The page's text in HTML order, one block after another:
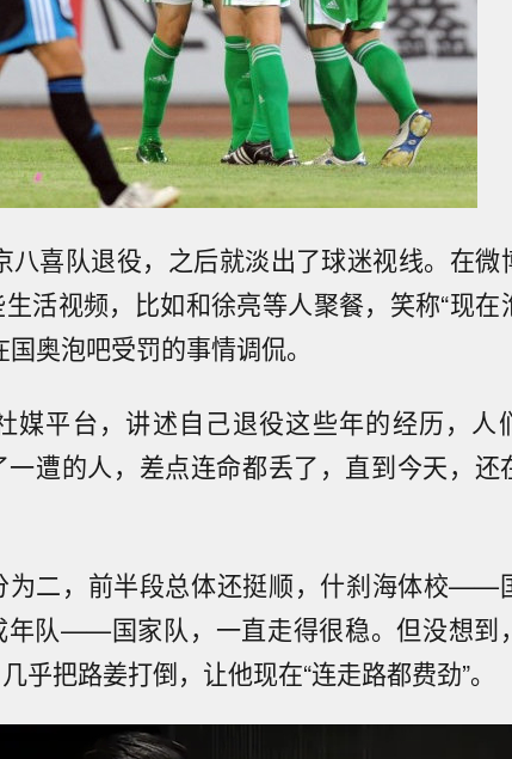
喜队退役，之后就淡出了球迷视线。在微
活视频，比如和徐亮等人聚餐，笑称“现在
奥泡吧受罚的事情调侃。
媒平台，讲述自己退役这些年的经历，人
遭的人，差点连命都丢了，直到今天，还
为二，前半段总体还挺顺，什刹海体校——
队——国家队，一直走得很稳。但没想到
乎把路姜打倒，让他现在“连走路都费劲”。